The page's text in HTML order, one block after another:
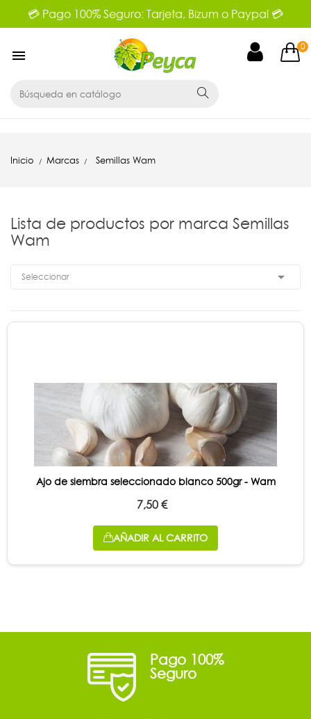
💳 Pago 100% Seguro: Tarjeta, Bizum o Paypal 💳

0
Inicio Marcas Semillas Wam
Lista de productos por marca Semillas
Wam
Seleccionar 
Ajo de siembra seleccionado blanco 500gr - Wam
7,50 €
AÑADIR AL CARRITO
Pago 100%
Seguro